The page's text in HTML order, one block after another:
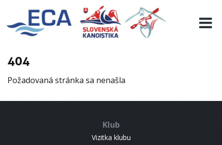
404
Požadovaná stránka sa nenašla
Klub
Vizitka klubu
EURO 19
INFO
RESULTS
CONTACT